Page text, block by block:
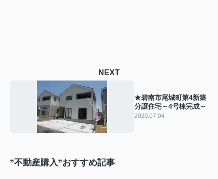
NEXT
★碧南市尾城町第4新築
分譲住宅～4号棟完成～
2020.07.04
”不動産購入”おすすめ記事